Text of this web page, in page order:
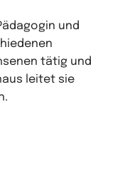
und
tätig und
leitet sie